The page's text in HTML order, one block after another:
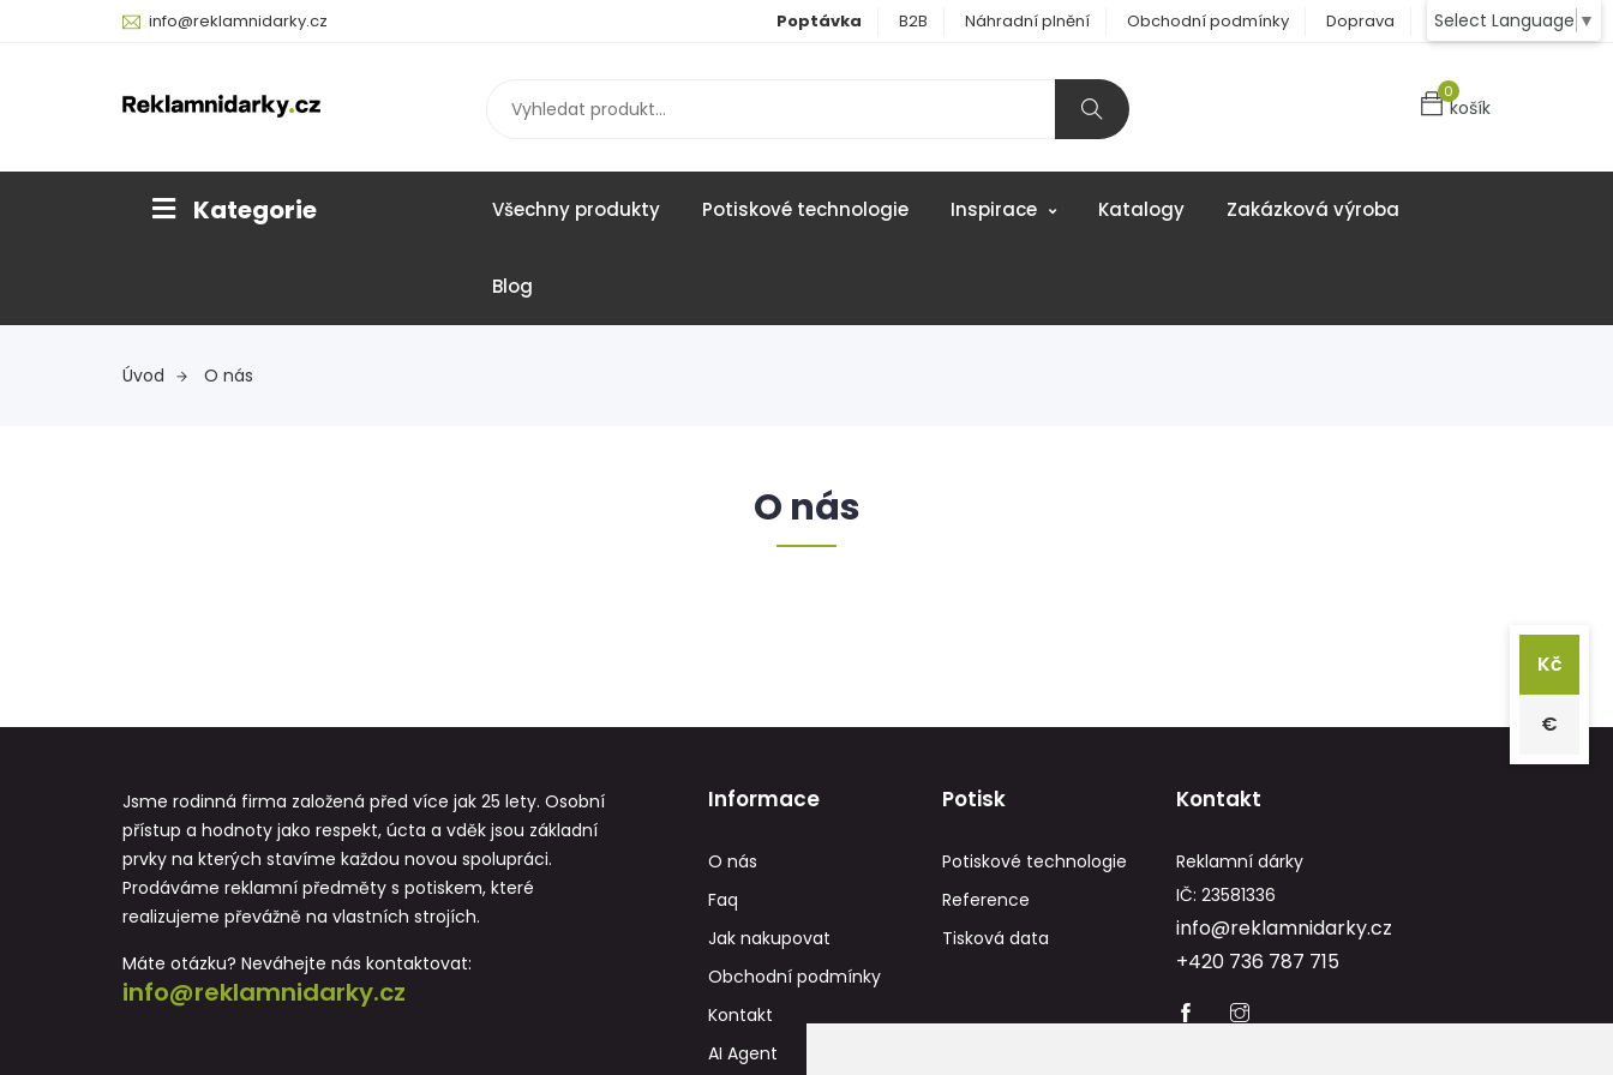
Select Language ▼
info@reklamnidarky.cz Poptávka B2B Náhradní plnění Obchodní podmínky Doprava Kontakt
0
košík
Kategorie Všechny produkty Potiskové technologie Inspirace Katalogy Zakázková výroba
Blog
Úvod O nás
O nás
Jsme rodinná firma založená před více jak 25 lety. Osobní
přístup a hodnoty jako respekt, úcta a vděk jsou základní
prvky na kterých stavíme každou novou spolupráci.
Prodáváme reklamní předměty s potiskem, které
realizujeme převážně na vlastních strojích.
Máte otázku? Neváhejte nás kontaktovat:
info@reklamnidarky.cz
Informace
O nás
Faq
Jak nakupovat
Obchodní podmínky
Kontakt
AI Agent
Potisk
Potiskové technologie
Reference
Tisková data
Kontakt
Reklamní dárky
IČ: 23581336
info@reklamnidarky.cz
+420 736 787 715
Kč
€